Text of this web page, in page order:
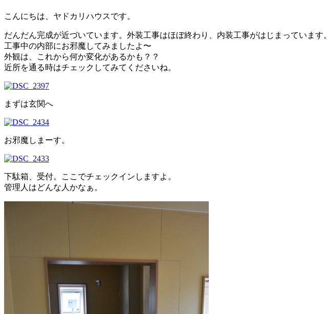
こんにちは、ヤドカリハウスです。
だんだん完成が近づいています。外装工事はほぼ終わり、内装工事がはじまっています。
工事中の内部にお邪魔してみましたよ〜
外観は、これから何か変化があるかも？？
近所を通る時はチェックしてみてくださいね。
まずは玄関へ
お邪魔しまーす。
下駄箱、受付。ここでチェックインしますよ。
管理人はどんな人かなぁ。